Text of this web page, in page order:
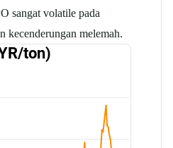
sangat volatile pada
kecenderungan melemah.